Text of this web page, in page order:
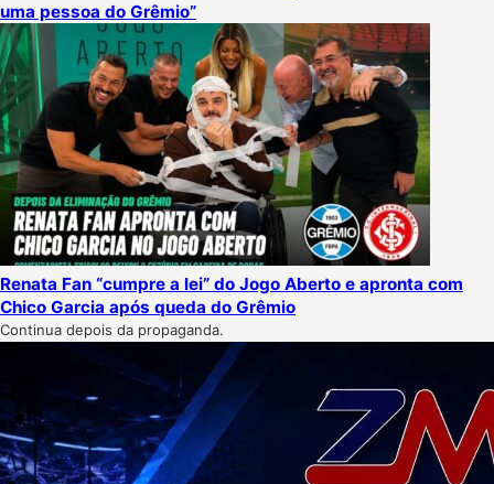
uma pessoa do Grêmio”
Renata Fan “cumpre a lei” do Jogo Aberto e apronta com
Chico Garcia após queda do Grêmio
Continua depois da propaganda.